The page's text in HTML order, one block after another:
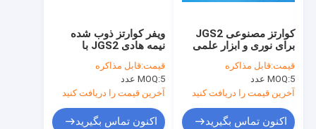
ویفر کوارتز ذوب شده
نیمه هادی JGS2 با
عالی
قیمت:قابل مذاکره
MOQ:5 عدد
آخرین قیمت را دریافت کنید
اکنون تماس بگیرید
کوارتز مصنوعی JGS2
برای نوری و ابزار علمی
قیمت:قابل مذاکره
MOQ:5 عدد
آخرین قیمت را دریافت کنید
اکنون تماس بگیرید